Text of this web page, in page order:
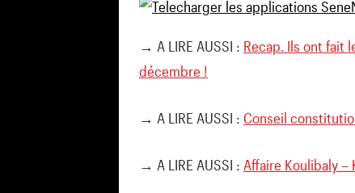
→ A LIRE AUSSI : Recap. Ils ont fait
décembre !
→ A LIRE AUSSI : Conseil
→ A LIRE AUSSI : Affaire Koulibaly –